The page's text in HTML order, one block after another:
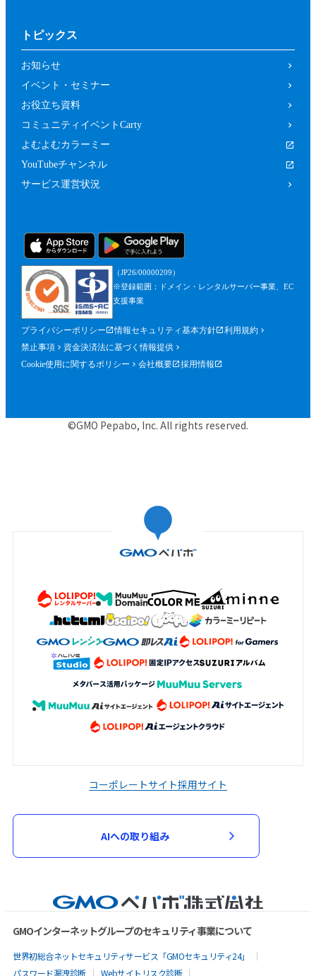
トピックス
お知らせ
イベント・セミナー
お役立ち資料
コミュニティイベントCarty
よむよむカラーミー
YouTubeチャンネル
サービス運営状況
（JP26/00000209）
※登録範囲：ドメイン・レンタルサーバー事業、EC
支援事業
プライバシーポリシー 情報セキュリティ基本方針
利用規約
禁止事項
資金決済法に基づく情報提供
Cookie使用に関するポリシー
会社概要 採用情報
©GMO Pepabo, Inc. All rights reserved.
コーポレートサイト採用サイト
AIへの取り組み
GMOインターネットグループのセキュリティ事業について
世界初総合ネットセキュリティサービス「GMOセキュリティ24」
パスワード漏洩診断
Webサイトリスク診断